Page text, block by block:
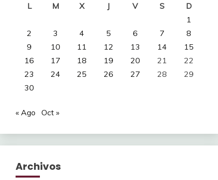
L
M X J V S
D
1
2
3 4 5 6 7
8
9
10 11 12 13 14
15
16
17 18 19 20 21
22
23
24 25 26 27 28
29
30
« Ago Oct »
Archivos